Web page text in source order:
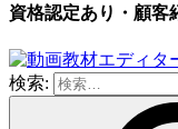
資格認定あり・顧客
検索: